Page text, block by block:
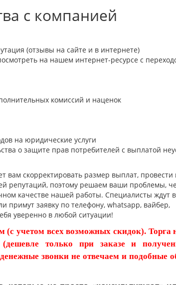
с компанией
(отзывы на сайте и в интернете)
на нашем интернет-ресурсе с
комиссий и наценок
на юридические услуги
о защите прав потребителей с выплатой
скорректировать размер выплат, провести
репутаций, поэтому решаем ваши проблемы,
качестве нашей работы. Специалисты ждут
примут заявку по телефону, whatsapp, вайбер,
уверенно в любой ситуации!
(с учетом всех возможных скидок). Торга
только при заказе и
звонки не отвечаем и подобные